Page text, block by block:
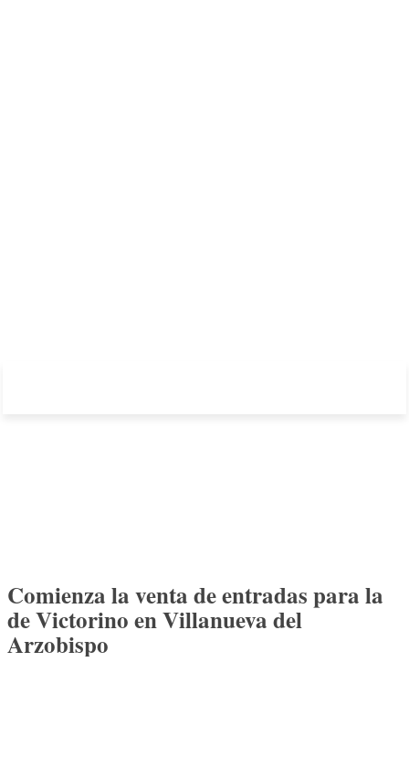
Comienza la venta de entradas para la
de Victorino en Villanueva del
Arzobispo